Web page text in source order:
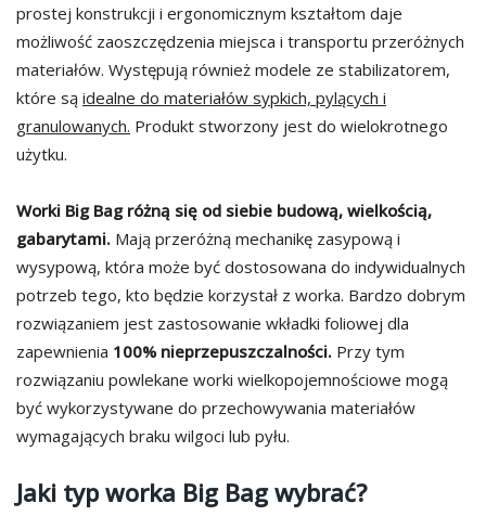
prostej konstrukcji i ergonomicznym kształtom daje
możliwość zaoszczędzenia miejsca i transportu przeróżnych
materiałów. Występują również modele ze stabilizatorem,
które są idealne do materiałów sypkich, pylących i
granulowanych. Produkt stworzony jest do wielokrotnego
użytku.
Worki Big Bag różną się od siebie budową, wielkością,
gabarytami. Mają przeróżną mechanikę zasypową i
wysypową, która może być dostosowana do indywidualnych
potrzeb tego, kto będzie korzystał z worka. Bardzo dobrym
rozwiązaniem jest zastosowanie wkładki foliowej dla
zapewnienia 100% nieprzepuszczalności. Przy tym
rozwiązaniu powlekane worki wielkopojemnościowe mogą
być wykorzystywane do przechowywania materiałów
wymagających braku wilgoci lub pyłu.
Jaki typ worka Big Bag wybrać?